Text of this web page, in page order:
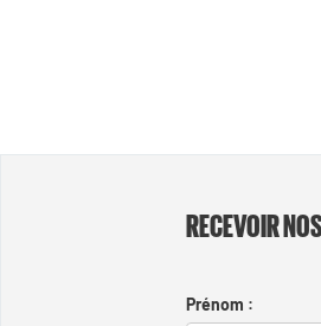
RECEVOIR
Prénom :